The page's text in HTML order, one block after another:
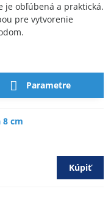
je obľúbená a praktická.
pre vytvorenie
Parametre
8 cm
Kúpiť